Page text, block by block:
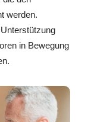
werden.
in Bewegung